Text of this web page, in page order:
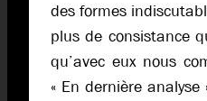
des formes
plus de consistance
qu’avec eux nous
« En dernière